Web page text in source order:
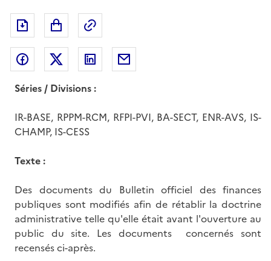
Exporter le document au format pdf
Partager sur Facebook
Partager sur Twitter
Partager sur LinkedIn
Séries / Divisions :
IR-BASE, RPPM-RCM, RFPI-PVI, BA-SECT, ENR-AVS, IS-
CHAMP, IS-CESS
Texte :
Des documents du Bulletin officiel des finances
publiques sont modifiés afin de rétablir la doctrine
administrative telle qu'elle était avant l'ouverture au
public du site. Les documents concernés sont
recensés ci-après.